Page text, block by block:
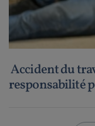
Accident du
responsabilité